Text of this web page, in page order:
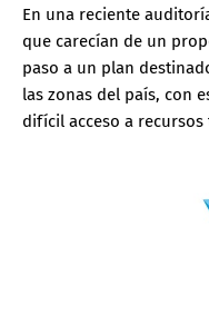
En una reciente
que carecían de un
paso a un plan
las zonas del país, con
difícil acceso a recursos